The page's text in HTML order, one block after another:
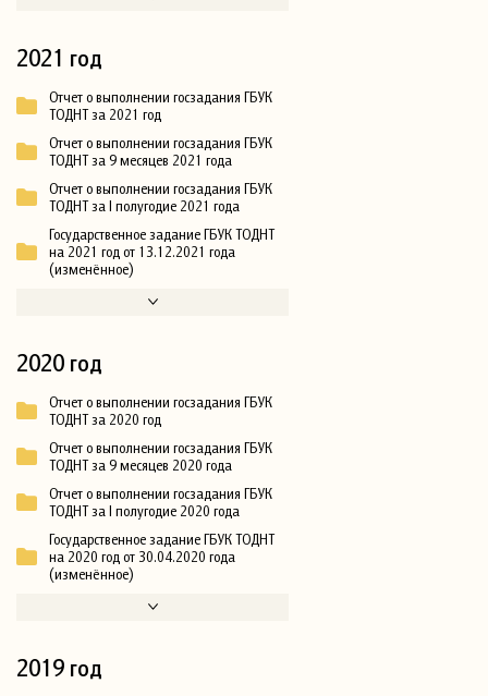
2021 год
Отчет о выполнении госзадания ГБУК
ТОДНТ за 2021 год
Отчет о выполнении госзадания ГБУК
ТОДНТ за 9 месяцев 2021 года
Отчет о выполнении госзадания ГБУК
ТОДНТ за I полугодие 2021 года
Государственное задание ГБУК ТОДНТ
на 2021 год от 13.12.2021 года
(изменённое)
2020 год
Отчет о выполнении госзадания ГБУК
ТОДНТ за 2020 год
Отчет о выполнении госзадания ГБУК
ТОДНТ за 9 месяцев 2020 года
Отчет о выполнении госзадания ГБУК
ТОДНТ за I полугодие 2020 года
Государственное задание ГБУК ТОДНТ
на 2020 год от 30.04.2020 года
(изменённое)
2019 год